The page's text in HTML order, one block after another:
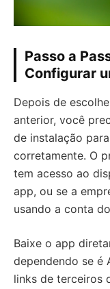
Passo a
Configurar
Depois de
anterior, você
de instalação
corretamente. O
tem acesso ao
app, ou se a
usando a conta
Baixe o app
dependendo se é
links de terceiros